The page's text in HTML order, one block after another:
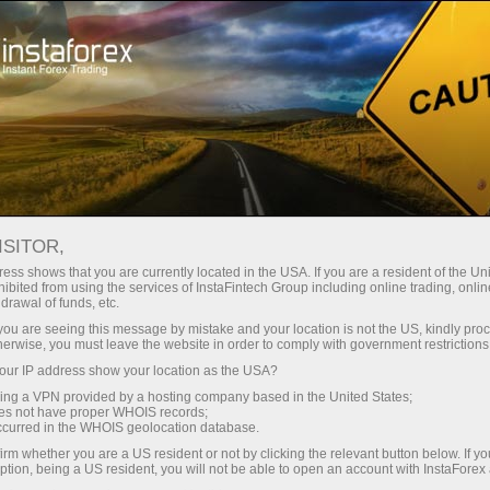
انسٹا فاریکس کے ساتھ، آپ
حاصل کرتے ہیں: 1:5000 تک کا فائدہ،
مارکیٹ میں کچھ بہترین اسپریڈز اور
کمیشنز، اور ٹریڈنگ اسٹاک اور انڈیکس
کے لیے فائدہ مند حالات۔
مختصر
30% بونس
ہر ڈیپازٹ پر
رفتار
تجارت اور ہائی ویز پر
shows that you are currently located in the USA. If you are a resident of the
from using the services of InstaFintech Group including online trading,
of funds, etc.
are seeing this message by mistake and your location is not the US, kindly
you must leave the website in order to comply with government
IP address show your location as the USA?
a VPN provided by a hosting company based in the United States;
not have proper WHOIS records;
in the WHOIS geolocation database.
whether you are a US resident or not by clicking the relevant button below. If
being a US resident, you will not be able to open an account with InstaForex